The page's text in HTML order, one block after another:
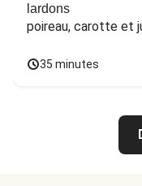
lardons
poireau, carotte et
35 minutes